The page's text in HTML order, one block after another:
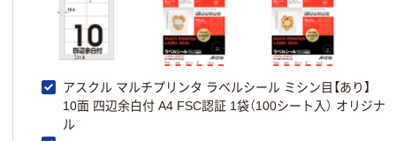
アスクル マルチプリンタ ラベルシール ミシン目【あり】
10面 四辺余白付 A4 FSC認証 1袋（100シート入） オリジナ
ル